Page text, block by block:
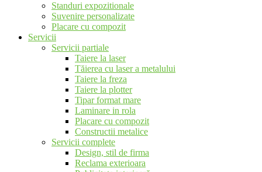
Standuri expozitionale
Suvenire personalizate
Placare cu compozit
Servicii
Servicii partiale
Taiere la laser
Tăierea cu laser a metalului
Taiere la freza
Taiere la plotter
Tipar format mare
Laminare in rola
Placare cu compozit
Constructii metalice
Servicii complete
Design, stil de firma
Reclama exterioara